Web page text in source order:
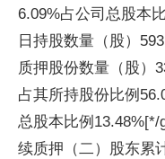
6.09%占公司总股本
日持股数量（股）
质押股份数量（股）
占其所持股份比例
总股本比例
续质押（二）股东累